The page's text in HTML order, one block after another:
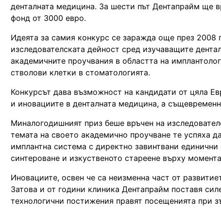
денталната медицина. За шести път Дентапрайм ще
фонд от 3000 евро.
Идеята за самия конкурс се заражда още през 2008
изследователската дейност сред изучаващите
академичните проучвания в областта на
стволови клетки в стоматологията.
Конкурсът дава възможност на кандидати от цяла
и иновациите в денталната медицина, а
Миналогодишният приз беше връчен на
темата на своето академично проучване те успяха
имплантна система с директно завинтвани
синтероване и изкуственото стареене върху момента
Иновациите, освен че са неизменна част от
Затова и от години клиника Дентапрайм поставя
технологични постижения правят посещенията при